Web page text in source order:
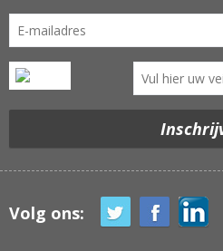
Volg ons: